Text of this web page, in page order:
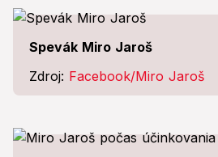
Spevák Miro Jaroš
Zdroj: Facebook/Miro Jaroš